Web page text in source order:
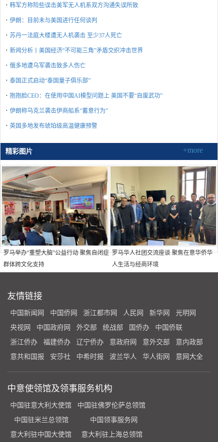
· 韩军方称险些误击美军无人机系双方沟通失误所致
· 伊朗：目前未与美国进行任何谈判
· 苏丹一法庭大楼遭无人机袭击 至少37人死亡
· 新闻分析丨美国经济“不可能三角”矛盾交织冲击世界
· 俄多地遭乌军袭击致多人伤亡
· 泰国正式启动“泰国量子俱乐部”
· 抱抱脸CEO：在使用中国AI模型问题上 美国不要“自废武功”
· 伊朗称乌克兰袭击伊商船系“蓄意行为”
· 英国多地发布琥珀级高温健康预警
精彩图片 +more
罗马举办“重塑大脑”公益行动 聚焦自闭症
群体跨文化支持
罗马华人社团交流座谈 聚焦在意华侨华
人生活与经商环境
友情链接
中国新闻网 中国侨网 浙江都市网 人民网 新华网
光明网
央视网
中国政府网 外交部 统战部 国侨办
中国侨联
浙江侨办
福建侨办 辽宁侨办 意政府网 意外交部
意内政部
意共和国报
安莎社 中希时报 波兰华人 华人街网 意网大全
中意使领馆及领事服务机构
中国驻意大利大使馆
中国驻佛罗伦萨总领馆
中国驻米兰总领馆
中国领事服务网
意大利驻中国大使馆
意大利驻上海总领馆